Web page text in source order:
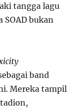
tangga lagu
bukan
band
Mereka tampil